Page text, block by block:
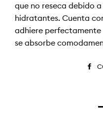
que no reseca debido
hidratantes. Cuenta
adhiere perfectamente
se absorbe